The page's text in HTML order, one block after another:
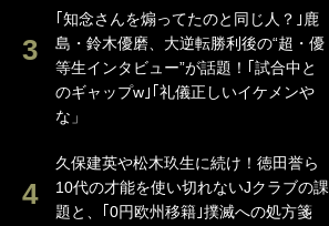
｢知念さんを煽ってたのと同じ人？｣鹿
島・鈴木優磨、大逆転勝利後の“超・優
等生インタビュー”が話題！｢試合中と
のギャップw｣｢礼儀正しいイケメンや
な」
久保建英や松木玖生に続け！徳田誉ら
10代の才能を使い切れないJクラブの課
題と、｢0円欧州移籍｣撲滅への処方箋